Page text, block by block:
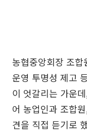
농협중앙회장 조
운영 투명성 제고
이 엇갈리는 가운
어 농업인과 조합
견을 직접 듣기로